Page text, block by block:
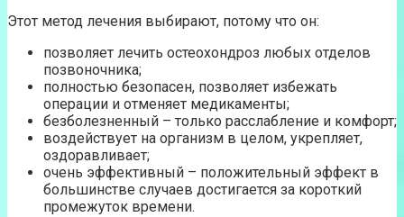
Этот метод лечения выбирают, потому что он:
позволяет лечить остеохондроз любых отделов
позвоночника;
полностью безопасен, позволяет избежать
операции и отменяет медикаменты;
безболезненный – только расслабление и комфорт;
воздействует на организм в целом, укрепляет,
оздоравливает;
очень эффективный – положительный эффект в
большинстве случаев достигается за короткий
промежуток времени.